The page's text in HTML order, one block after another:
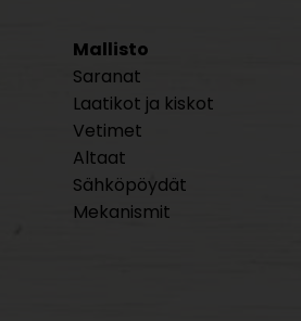
Mallisto
Saranat
Laatikot ja kiskot
Vetimet
Altaat
Sähköpöydät
Mekanismit